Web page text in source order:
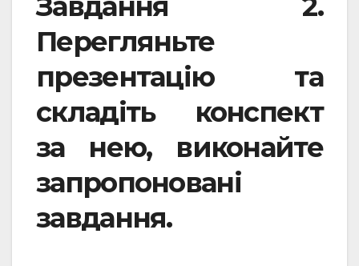
Перегляньте
презентацію та
складіть конспект
за нею, виконайте
запропоновані
завдання.